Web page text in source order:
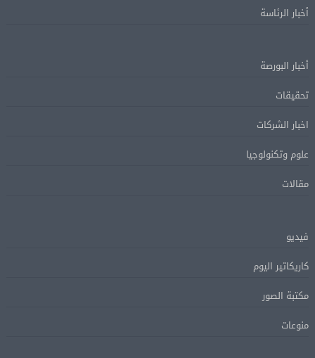
أخبار الرئاسة
أخبار البورصة
تحقيقات
اخبار الشركات
علوم وتكنولوجيا
مقالات
فيديو
كاريكاتير اليوم
مكتبة الصور
منوعات